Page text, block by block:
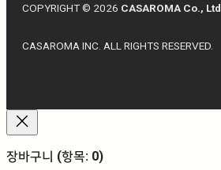
COPYRIGHT © 2026 CASAROMA Co., Ltd
CASAROMA INC. ALL RIGHTS RESERVED.
장바구니 (항목: 0)